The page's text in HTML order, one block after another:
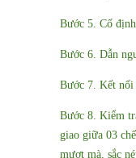
Bước 5. Cố
Bước 6. Dẫn
Bước 7. Kết nối
Bước 8. Kiểm
giao giữa 03
mượt mà, sắc